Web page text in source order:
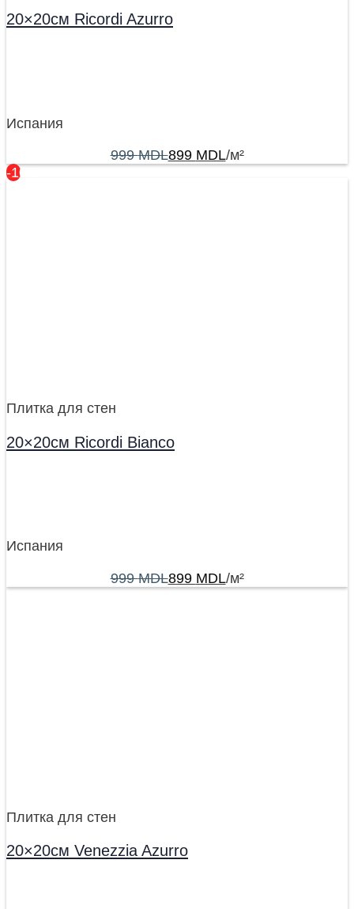
20×20см Ricordi Azurro
Испания
999MDL899 MDL/м²
-10%
Плитка для стен
20×20см Ricordi Bianco
Испания
999MDL899 MDL/м²
Плитка для стен
20×20см Venezzia Azurro